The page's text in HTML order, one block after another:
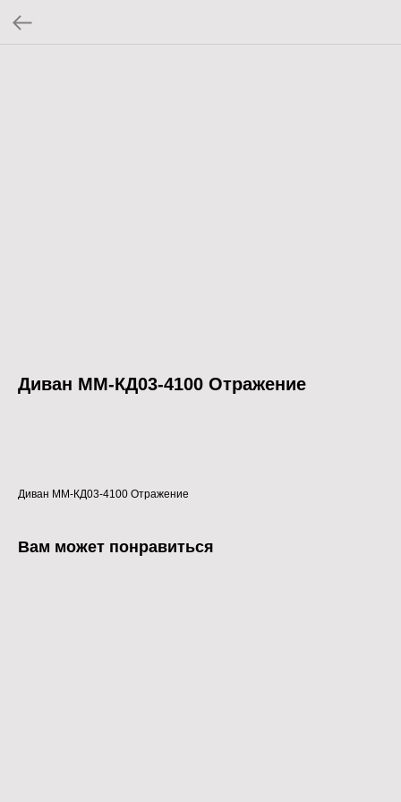
Диван ММ-КД03-4100 Отражение
Диван ММ-КД03-4100 Отражение
Вам может понравиться